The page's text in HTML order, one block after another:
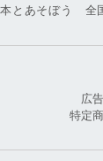
本とあそぼう 全
広
特定